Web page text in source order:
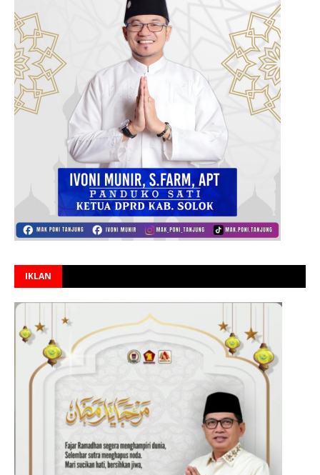
IKLAN